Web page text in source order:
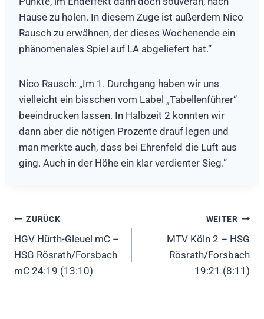
Hause zu holen. In diesem Zuge ist außerdem Nico
Rausch zu erwähnen, der dieses Wochenende ein
phänomenales Spiel auf LA abgeliefert hat.“
Nico Rausch: „Im 1. Durchgang haben wir uns
vielleicht ein bisschen vom Label „Tabellenführer“
beeindrucken lassen. In Halbzeit 2 konnten wir
dann aber die nötigen Prozente drauf legen und
man merkte auch, dass bei Ehrenfeld die Luft aus
ging. Auch in der Höhe ein klar verdienter Sieg.“
Beitragsnavigation
ZURÜCK
HGV Hürth-Gleuel mC –
HSG Rösrath/Forsbach
mC 24:19 (13:10)
WEITER
MTV Köln 2 – HSG
Rösrath/Forsbach
19:21 (8:11)